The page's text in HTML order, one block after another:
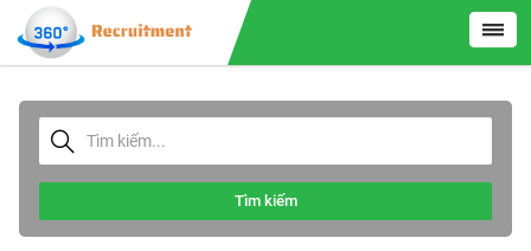
Tìm kiếm